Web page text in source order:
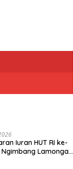
Iuran HUT RI ke-
Ngimbang Lamongan